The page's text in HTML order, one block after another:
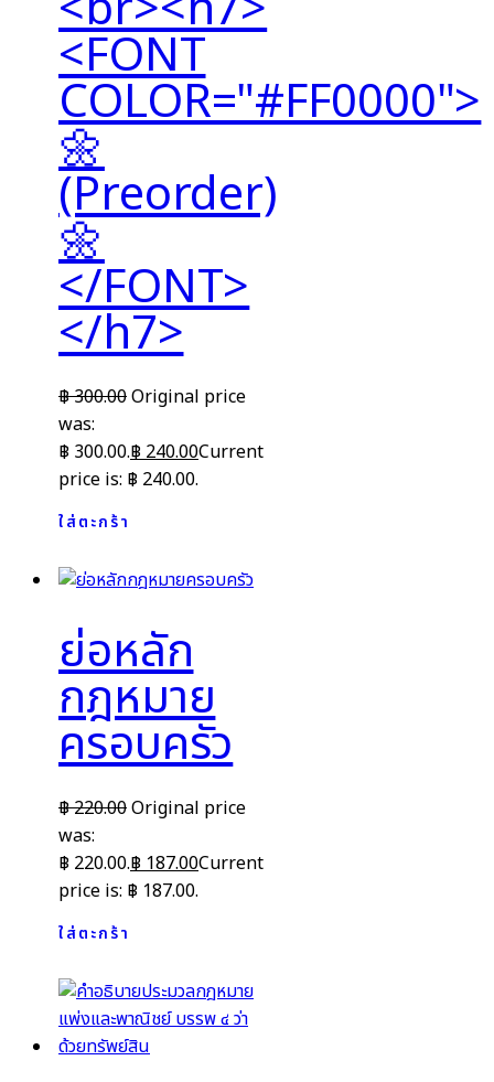
<FONT
COLOR="#FF0000">
🌼
(Preorder)
🌼
</FONT>
</h7>
฿300.00Original price
was:
฿ 300.00.฿240.00Current
price is: ฿ 240.00.
ใส่ตะกร้า
ย่อหลัก
กฎหมาย
ครอบครัว
฿220.00Original price
was:
฿ 220.00.฿ 187.00Current
price is: ฿ 187.00.
ใส่ตะกร้า